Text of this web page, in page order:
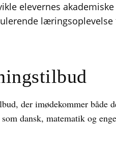
elevernes
læringsoplevelse
der imødekommer både
dansk, matematik og